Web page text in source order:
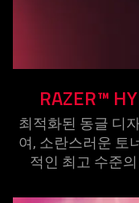
RAZER™
최적화된 동글 디
여, 소란스러운 토
적인 최고 수준